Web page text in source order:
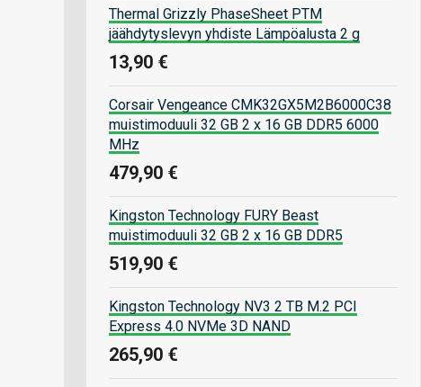
Thermal Grizzly PhaseSheet PTM
jäähdytyslevyn yhdiste Lämpöalusta 2 g
13,90 €
Corsair Vengeance CMK32GX5M2B6000C38
muistimoduuli 32 GB 2 x 16 GB DDR5 6000
MHz
479,90 €
Kingston Technology FURY Beast
muistimoduuli 32 GB 2 x 16 GB DDR5
519,90 €
Kingston Technology NV3 2 TB M.2 PCI
Express 4.0 NVMe 3D NAND
265,90 €